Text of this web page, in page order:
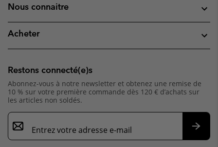
Nous connaitre
Acheter
Restons connecté(e)s
Abonnez-vous à notre newsletter et obtenez une remise de
10 % sur votre première commande dès 120 € d’achats sur
les articles non soldés.
Inscription
par
e-